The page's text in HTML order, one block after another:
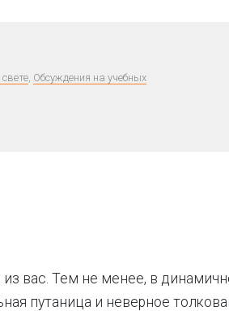
, Обсуждения на учебных
вас. Тем не менее, в
путаница и неверное